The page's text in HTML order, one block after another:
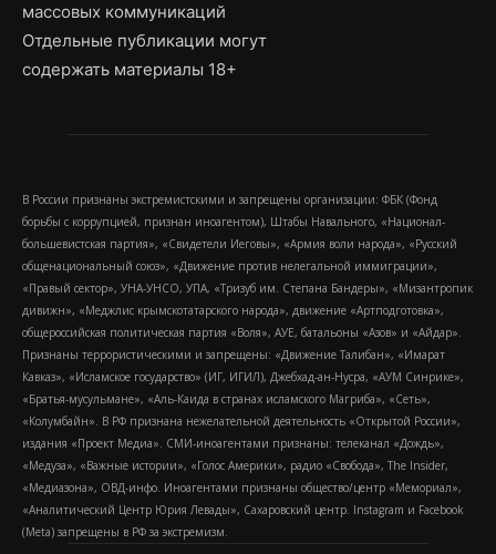
массовых коммуникаций
Отдельные публикации могут
содержать материалы 18+
В России признаны экстремистскими и запрещены организации: ФБК (Фонд
борьбы с коррупцией, признан иноагентом), Штабы Навального, «Национал-
большевистская партия», «Свидетели Иеговы», «Армия воли народа», «Русский
общенациональный союз», «Движение против нелегальной иммиграции»,
«Правый сектор», УНА-УНСО, УПА, «Тризуб им. Степана Бандеры», «Мизантропик
дивижн», «Меджлис крымскотатарского народа», движение «Артподготовка»,
общероссийская политическая партия «Воля», АУЕ, батальоны «Азов» и «Айдар».
Признаны террористическими и запрещены: «Движение Талибан», «Имарат
Кавказ», «Исламское государство» (ИГ, ИГИЛ), Джебхад-ан-Нусра, «АУМ Синрике»,
«Братья-мусульмане», «Аль-Каида в странах исламского Магриба», «Сеть»,
«Колумбайн». В РФ признана нежелательной деятельность «Открытой России»,
издания «Проект Медиа». СМИ-иноагентами признаны: телеканал «Дождь»,
«Медуза», «Важные истории», «Голос Америки», радио «Свобода», The Insider,
«Медиазона», ОВД-инфо. Иноагентами признаны общество/центр «Мемориал»,
«Аналитический Центр Юрия Левады», Сахаровский центр. Instagram и Facebook
(Metа) запрещены в РФ за экстремизм.